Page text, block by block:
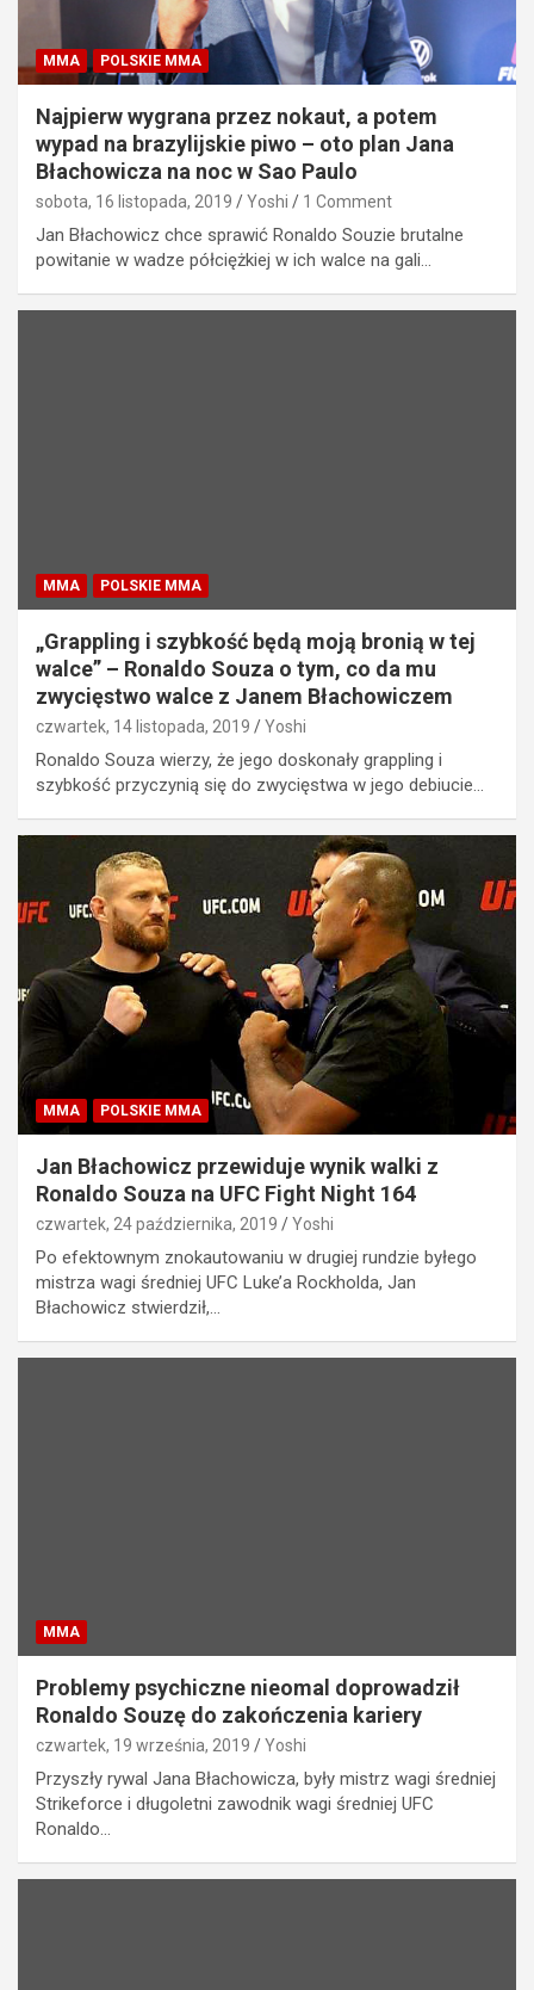
MMA POLSKIE MMA
Najpierw wygrana przez nokaut, a potem
wypad na brazylijskie piwo – oto plan Jana
Błachowicza na noc w Sao Paulo
sobota, 16 listopada, 2019 Yoshi 1 Comment
Jan Błachowicz chce sprawić Ronaldo Souzie brutalne
powitanie w wadze półciężkiej w ich walce na gali…
MMA POLSKIE MMA
„Grappling i szybkość będą moją bronią w tej
walce” – Ronaldo Souza o tym, co da mu
zwycięstwo walce z Janem Błachowiczem
czwartek, 14 listopada, 2019 Yoshi
Ronaldo Souza wierzy, że jego doskonały grappling i
szybkość przyczynią się do zwycięstwa w jego debiucie…
MMA POLSKIE MMA
Jan Błachowicz przewiduje wynik walki z
Ronaldo Souza na UFC Fight Night 164
czwartek, 24 października, 2019 Yoshi
Po efektownym znokautowaniu w drugiej rundzie byłego
mistrza wagi średniej UFC Luke’a Rockholda, Jan
Błachowicz stwierdził,…
MMA
Problemy psychiczne nieomal doprowadził
Ronaldo Souzę do zakończenia kariery
czwartek, 19 września, 2019 Yoshi
Przyszły rywal Jana Błachowicza, były mistrz wagi średniej
Strikeforce i długoletni zawodnik wagi średniej UFC
Ronaldo…